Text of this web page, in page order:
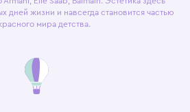
дней жизни и навсегда становится частью
мира детства.